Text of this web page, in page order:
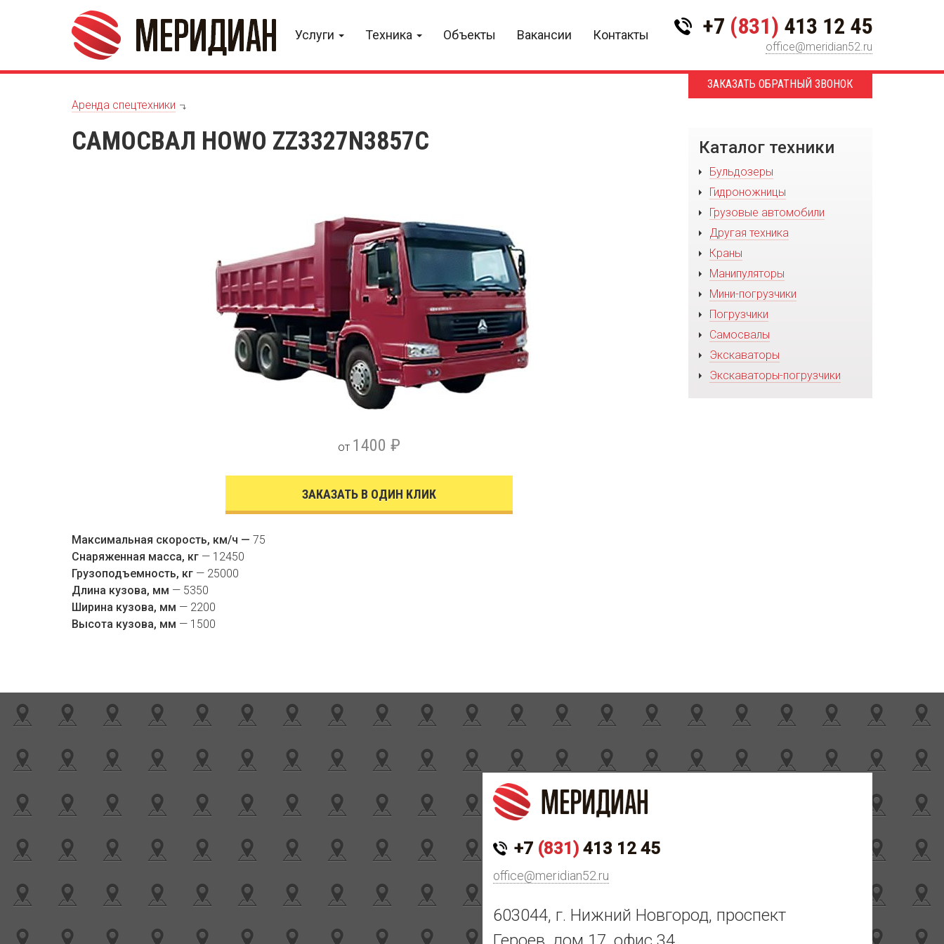
+7 (831) 413 12 45
office@meridian52.ru
Услуги Техника Объекты Вакансии Контакты
ЗАКАЗАТЬ ОБРАТНЫЙ ЗВОНОК
Аренда спецтехники
САМОСВАЛ HOWO ZZ3327N3857C
от 1400 ₽
ЗАКАЗАТЬ В ОДИН КЛИК
Максимальная скорость, км/ч — 75
Снаряженная масса, кг — 12450
Грузоподъемность, кг — 25000
Длина кузова, мм — 5350
Ширина кузова, мм — 2200
Высота кузова, мм — 1500
Каталог техники
Бульдозеры
Гидроножницы
Грузовые автомобили
Другая техника
Краны
Манипуляторы
Мини-погрузчики
Погрузчики
Самосвалы
Экскаваторы
Экскаваторы-погрузчики
+7 (831) 413 12 45
office@meridian52.ru
603044, г. Нижний Новгород, проспект